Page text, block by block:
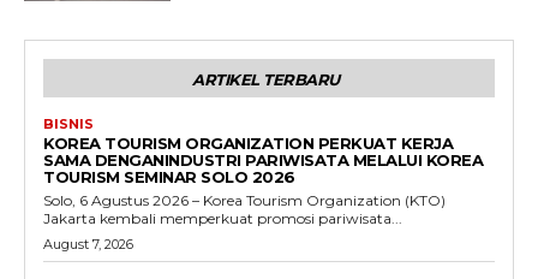
ARTIKEL TERBARU
BISNIS
KOREA TOURISM ORGANIZATION PERKUAT KERJA
SAMA DENGANINDUSTRI PARIWISATA MELALUI KOREA
TOURISM SEMINAR SOLO 2026
Solo, 6 Agustus 2026 – Korea Tourism Organization (KTO)
Jakarta kembali memperkuat promosi pariwisata...
August 7, 2026